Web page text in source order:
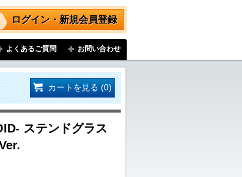
ログイン・新規会員登録
よくあるご質問 お問い合わせ
カートを見る (0)
ステンドグラス